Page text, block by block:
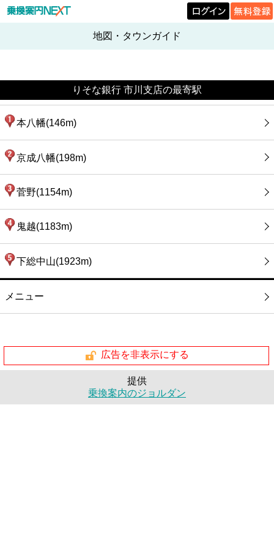
地図・タウンガイド
りそな銀行 市川支店の最寄駅
本八幡(146m)
京成八幡(198m)
菅野(1154m)
鬼越(1183m)
下総中山(1923m)
メニュー
広告を非表示にする
提供
乗換案内のジョルダン